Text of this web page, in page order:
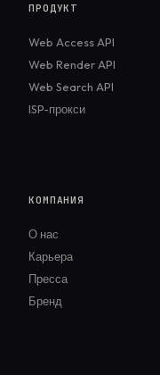
ПРОДУКТ
Web Access API
Web Render API
Web Search API
ISP-прокси
КОМПАНИЯ
О нас
Карьера
Пресса
Бренд